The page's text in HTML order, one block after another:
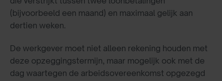
(bijvoorbeeld een maand) en maximaal gelijk aan
dertien weken.
De werkgever moet niet alleen rekening houden met
deze opzeggingstermijn, maar mogelijk ook met de
dag waartegen de arbeidsovereenkomst opgezegd